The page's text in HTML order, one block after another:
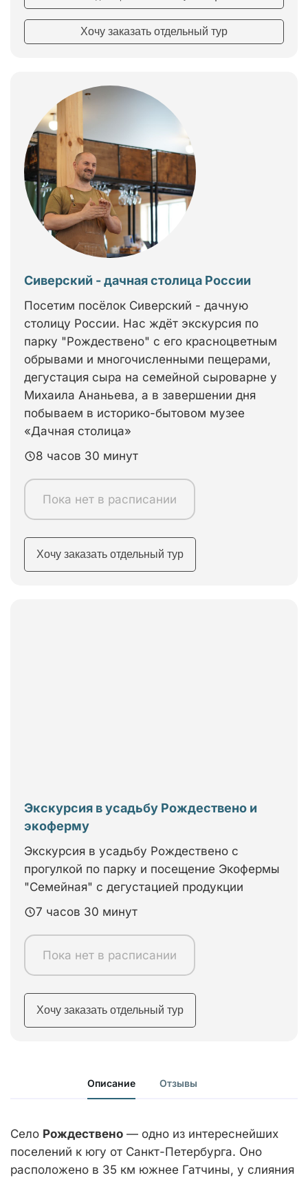
Хочу заказать отдельный тур
Сиверский - дачная столица России
Посетим посёлок Сиверский - дачную
столицу России. Нас ждёт экскурсия по
парку "Рождествено" с его красноцветным
обрывами и многочисленными пещерами,
дегустация сыра на семейной сыроварне у
Михаила Ананьева, а в завершении дня
побываем в историко-бытовом музее
«Дачная столица»
8 часов 30 минут
Пока нет в расписании
Хочу заказать отдельный тур
Экскурсия в усадьбу Рождествено и
экоферму
Экскурсия в усадьбу Рождествено с
прогулкой по парку и посещение Экофермы
"Семейная" с дегустацией продукции
7 часов 30 минут
Пока нет в расписании
Хочу заказать отдельный тур
Описание Отзывы
Село Рождествено — одно из интереснейших
поселений к югу от Санкт-Петербурга. Оно
расположено в 35 км южнее Гатчины, у слияния